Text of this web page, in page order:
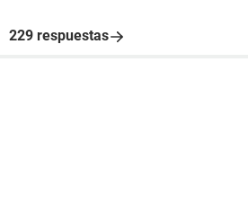
229 respuestas